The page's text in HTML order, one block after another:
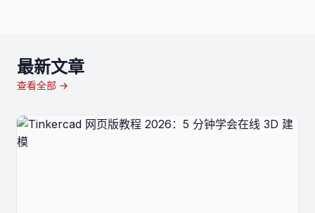
最新文章
查看全部 →